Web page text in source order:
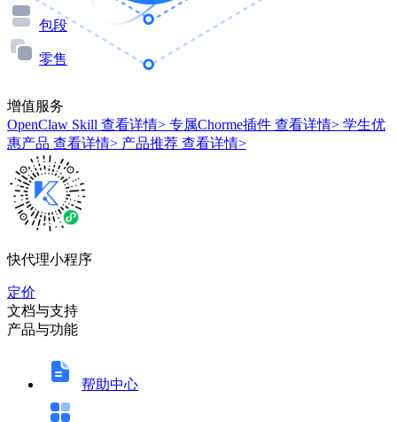
包段
零售
增值服务
OpenClaw Skill 查看详情> 专属Chorme插件 查看详情> 学生优
惠产品 查看详情> 产品推荐 查看详情>
快代理小程序
定价
文档与支持
产品与功能
帮助中心